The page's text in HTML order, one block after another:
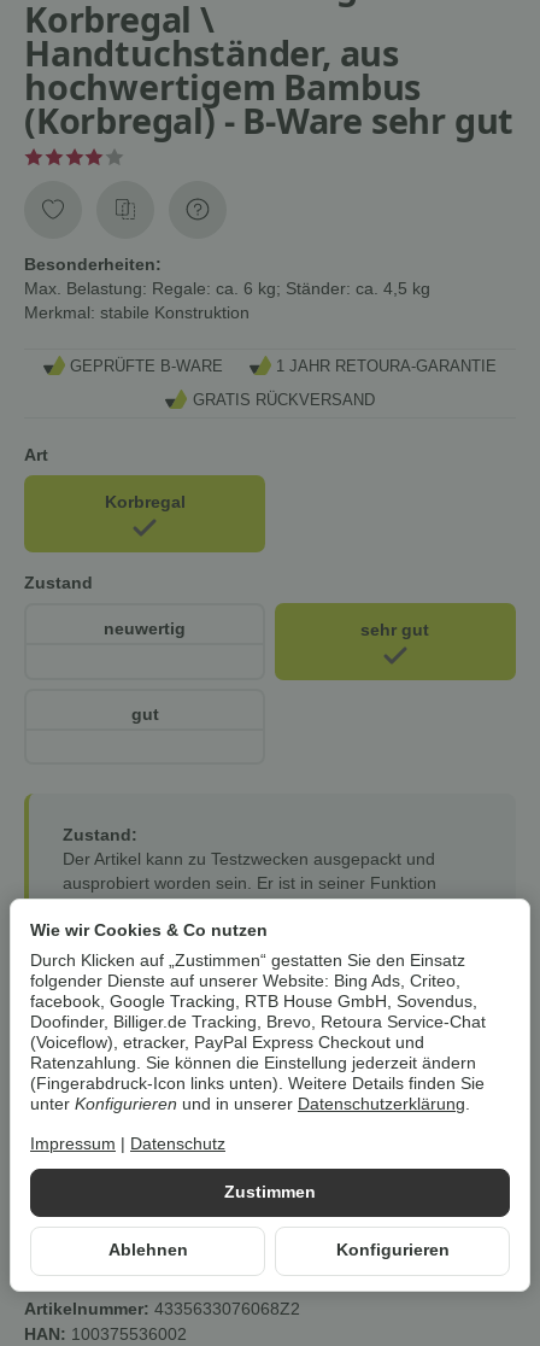
Korbregal \
Handtuchständer, aus
hochwertigem Bambus
(Korbregal) - B-Ware sehr gut
Besonderheiten:
Max. Belastung: Regale: ca. 6 kg; Ständer: ca. 4,5 kg
Merkmal: stabile Konstruktion
GEPRÜFTE B-WARE
1 JAHR RETOURA-GARANTIE
GRATIS RÜCKVERSAND
Art
Korbregal
Zustand
neuwertig sehr gut
gut
Zustand:
Der Artikel kann zu Testzwecken ausgepackt und
ausprobiert worden sein. Er ist in seiner Funktion
oder fehlen.
Garantie & Gewährleistung:
Auf alle unsere Artikel erhalten Sie eine12-monatige
Retoura-Garantie– als zusätzliche Sicherheit über
den Kauf hinaus. Ihre gesetzlichen
Gewährleistungsrechte (24 Monate) bleiben hiervon
selbstverständlich unberührt.
Artikel zurzeit vergriffen
Benachrichtigen wenn verfügbar
Artikelnummer: 4335633076068Z2
HAN: 100375536002
Zustimmen
Ablehnen Konfigurieren
Wie wir Cookies & Co nutzen
Durch Klicken auf „Zustimmen“ gestatten Sie den Einsatz
folgender Dienste auf unserer Website: Bing Ads, Criteo,
facebook, Google Tracking, RTB House GmbH, Sovendus,
Doofinder, Billiger.de Tracking, Brevo, Retoura Service-Chat
(Voiceflow), etracker, PayPal Express Checkout und
Ratenzahlung. Sie können die Einstellung jederzeit ändern
(Fingerabdruck-Icon links unten). Weitere Details finden Sie
unter Konfigurieren und in unserer Datenschutzerklärung
Impressum Datenschutz